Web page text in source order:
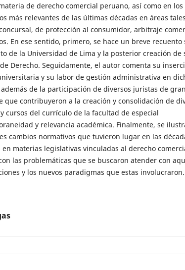
de derecho comercial peruano, así como en los
más relevantes de las últimas décadas en áreas
de protección al consumidor, arbitraje
En ese sentido, primero, se hace un breve recuento
de la Universidad de Lima y la posterior creación de
Derecho. Seguidamente, el autor comenta su
y su labor de gestión administrativa en
de la participación de diversos juristas de gran
que contribuyeron a la creación y consolidación de
cursos del currículo de la facultad de especial
y relevancia académica. Finalmente, se
cambios normativos que tuvieron lugar en las
en materias legislativas vinculadas al derecho
las problemáticas que se buscaron atender con
y los nuevos paradigmas que estas involucraron.